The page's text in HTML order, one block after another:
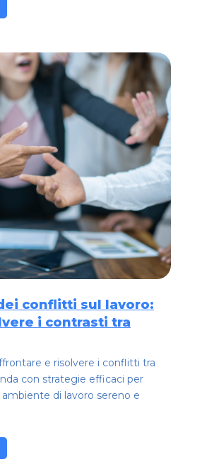
conflitti sul lavoro:
i contrasti tra
e risolvere i conflitti tra
con strategie efficaci per
di lavoro sereno e